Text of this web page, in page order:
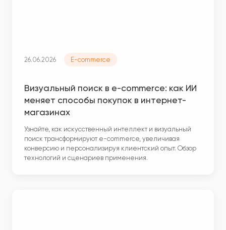
26.06.2026 E-commerce
Визуальный поиск в e-commerce: как ИИ
меняет способы покупок в интернет-
магазинах
Узнайте, как искусственный интеллект и визуальный
поиск трансформируют e-commerce, увеличивая
конверсию и персонализируя клиентский опыт. Обзор
технологий и сценариев применения.